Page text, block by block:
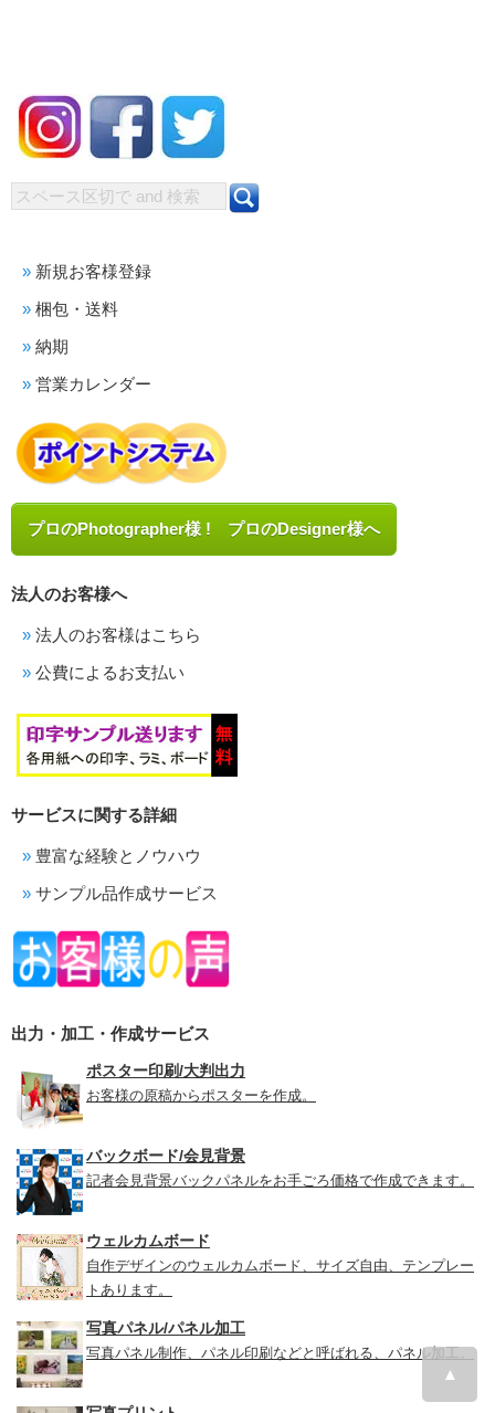
新規お客様登録
梱包・送料
納期
営業カレンダー
プロのPhotographer様 ! プロのDesigner様へ
法人のお客様へ
法人のお客様はこちら
公費によるお支払い
サービスに関する詳細
豊富な経験とノウハウ
サンプル品作成サービス
出力・加工・作成サービス
ポスター印刷/大判出力
お客様の原稿からポスターを作成。
バックボード/会見背景
記者会見背景バックパネルをお手ごろ価格で作成できます。
ウェルカムボード
自作デザインのウェルカムボード、サイズ自由、テンプレー
トあります。
写真パネル/パネル加工
写真パネル制作、パネル印刷などと呼ばれる、パネル加工。
▲